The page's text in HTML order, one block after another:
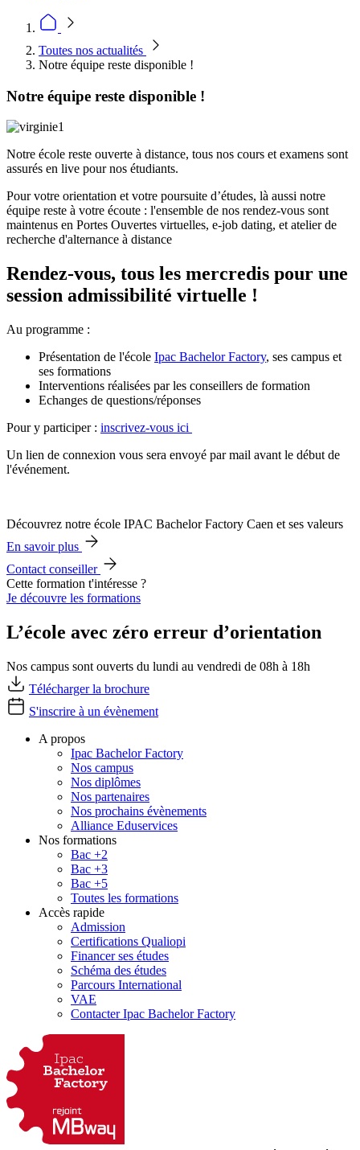
Toutes nos actualités
Notre équipe reste disponible !
Notre équipe reste disponible !
Notre école reste ouverte à distance, tous nos cours et examens sont
assurés en live pour nos étudiants.
Pour votre orientation et votre poursuite d’études, là aussi notre
équipe reste à votre écoute : l'ensemble de nos rendez-vous sont
maintenus en Portes Ouvertes virtuelles, e-job dating, et atelier de
recherche d'alternance à distance
Rendez-vous, tous les mercredis pour une
session admissibilité virtuelle !
Au programme :
Présentation de l'école Ipac Bachelor Factory, ses campus et
ses formations
Interventions réalisées par les conseillers de formation
Echanges de questions/réponses
Pour y participer : inscrivez-vous ici
Un lien de connexion vous sera envoyé par mail avant le début de
l'événement.
Découvrez notre école IPAC Bachelor Factory Caen et ses valeurs
En savoir plus
Contact conseiller
Cette formation t'intéresse ?
Je découvre les formations
L’école avec zéro erreur d’orientation
Nos campus sont ouverts du lundi au vendredi de 08h à 18h
Télécharger la brochure
S'inscrire à un évènement
A propos
Ipac Bachelor Factory
Nos campus
Nos diplômes
Nos partenaires
Nos prochains évènements
Alliance Eduservices
Nos formations
Bac +2
Bac +3
Bac +5
Toutes les formations
Accès rapide
Admission
Certifications Qualiopi
Financer ses études
Schéma des études
Parcours International
VAE
Contacter Ipac Bachelor Factory